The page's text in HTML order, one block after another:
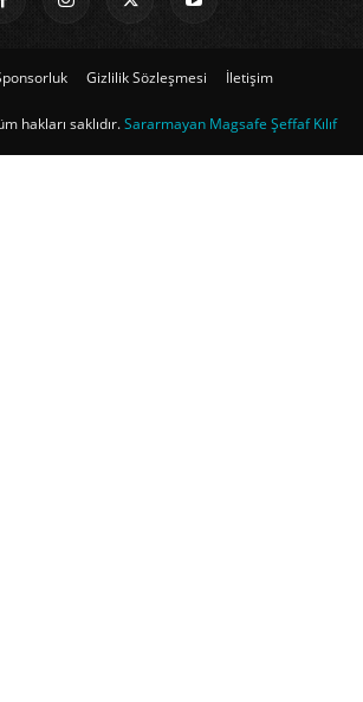
Gizlilik Sözleşmesi İletişim
hakları saklıdır.Sararmayan Magsafe Şeffaf Kılıf